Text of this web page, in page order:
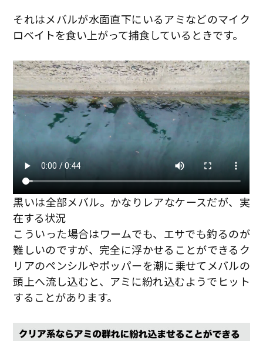
それはメバルが水面直下にいるアミなどのマイク
ロベイトを食い上がって捕食しているときです。
黒いは全部メバル。かなりレアなケースだが、実
在する状況
こういった場合はワームでも、エサでも釣るのが
難しいのですが、完全に浮かせることができるク
リアのペンシルやポッパーを潮に乗せてメバルの
頭上へ流し込むと、アミに紛れ込むようでヒット
することがあります。